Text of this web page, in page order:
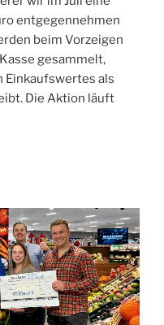
entgegennehmen
beim Vorzeigen
gesammelt,
Einkaufswertes als
Die Aktion läuft